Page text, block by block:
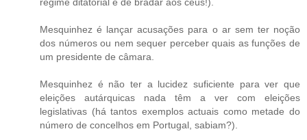
Mesquinhez é lançar acusações para o ar sem ter noção
dos números ou nem sequer perceber quais as funções de
um presidente de câmara.
Mesquinhez é não ter a lucidez suficiente para ver que
eleições autárquicas nada têm a ver com eleições
legislativas (há tantos exemplos actuais como metade do
número de concelhos em Portugal, sabiam?).